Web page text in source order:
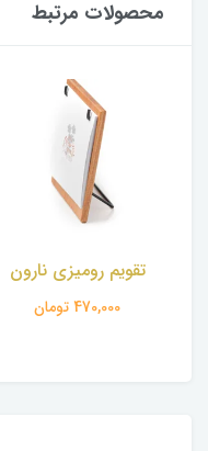
محصولات مرتبط
تقویم رومیزی نارون
470,000 تومان